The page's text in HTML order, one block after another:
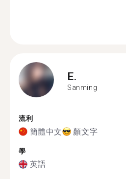
E.
Sanming
流利
簡體中文 顏文字
學
英語